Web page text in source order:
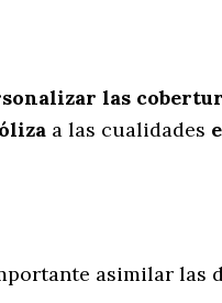
las
a las cualidades
asimilar las